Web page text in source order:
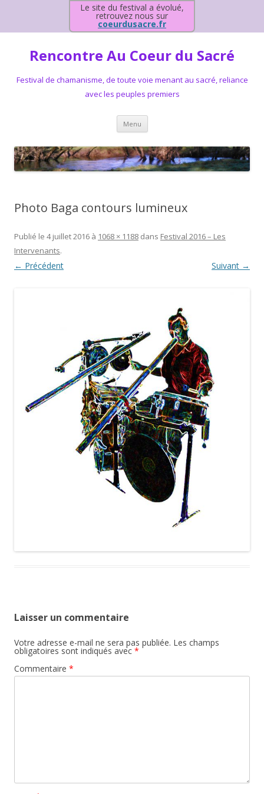
Le site du festival a évolué,
retrouvez nous sur
coeurdusacre.fr
Rencontre Au Coeur du Sacré
Festival de chamanisme, de toute voie menant au sacré, reliance
avec les peuples premiers
Menu Aller au contenu principal
Photo Baga contours lumineux
Publié le 4 juillet 2016 à 1068 × 1188 dans Festival 2016 – Les
Intervenants.
← Précédent Suivant →
Laisser un commentaire
Votre adresse e-mail ne sera pas publiée. Les champs
obligatoires sont indiqués avec *
Commentaire *